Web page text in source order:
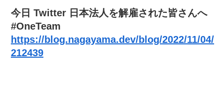
今日 Twitter 日本法人を解雇された皆さんへ
#OneTeam
https://blog.nagayama.dev/blog/2022/11/04/
212439